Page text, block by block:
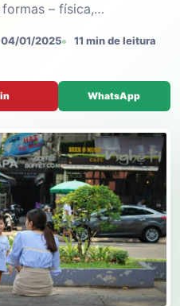
– física,…
04/01/2025 11 min de leitura
WhatsApp